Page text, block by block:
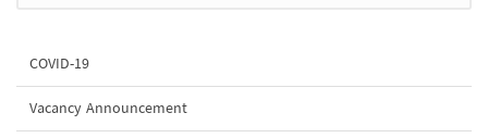
COVID-19
Vacancy Announcement